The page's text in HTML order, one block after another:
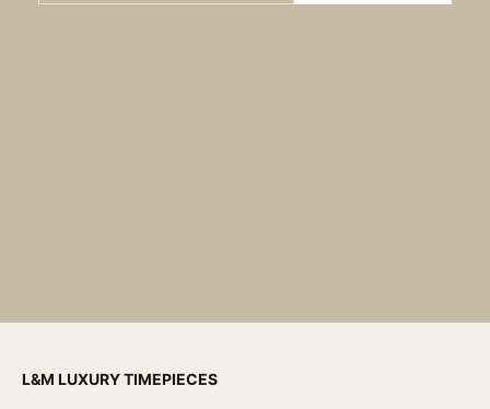
L&M LUXURY TIMEPIECES